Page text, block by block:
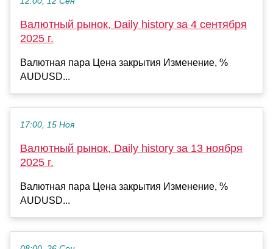
Валютный рынок, Daily history за 4 сентября
2025 г.
Валютная пара Цена закрытия Изменение, %
AUDUSD...
17:00, 15 Ноя
Валютный рынок, Daily history за 13 ноября
2025 г.
Валютная пара Цена закрытия Изменение, %
AUDUSD...